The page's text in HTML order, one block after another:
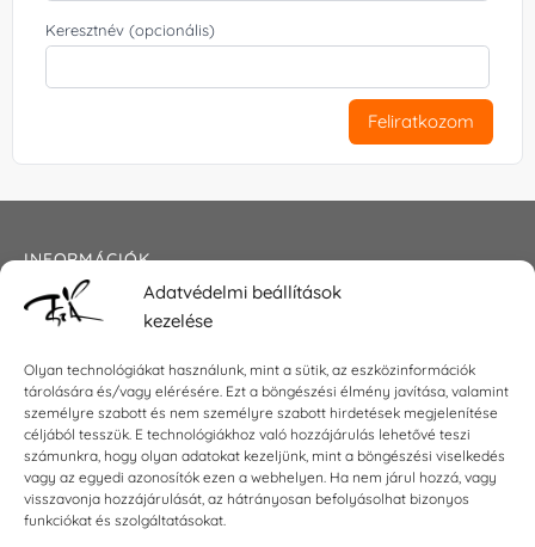
Adatvédelmi beállítások
kezelése
Olyan technológiákat használunk, mint a sütik, az eszközinformációk
tárolására és/vagy elérésére. Ezt a böngészési élmény javítása, valamint
személyre szabott és nem személyre szabott hirdetések megjelenítése
céljából tesszük. E technológiákhoz való hozzájárulás lehetővé teszi
számunkra, hogy olyan adatokat kezeljünk, mint a böngészési viselkedés
vagy az egyedi azonosítók ezen a webhelyen. Ha nem járul hozzá, vagy
visszavonja hozzájárulását, az hátrányosan befolyásolhat bizonyos
funkciókat és szolgáltatásokat.
Keresztnév (opcionális)
Feliratkozom
INFORMÁCIÓK
Általános szerződési feltételek
Impresszum
KAPCSOLAT
E-mail:shop@torokszilvi.com
Telefon: +36 30 6767872